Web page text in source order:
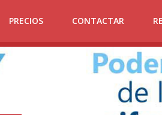
PRECIOS CONTACTAR